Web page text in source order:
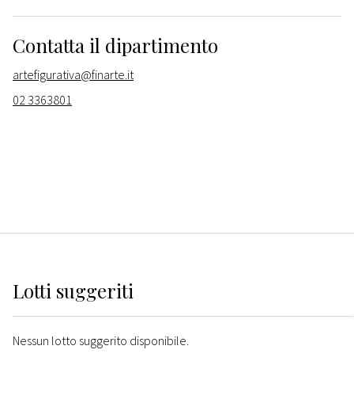
Contatta il dipartimento
artefigurativa@finarte.it
02 3363801
Lotti suggeriti
Nessun lotto suggerito disponibile.